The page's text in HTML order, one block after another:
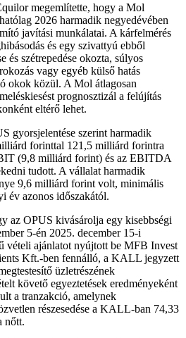
megemlítette, hogy a Mol
2026 harmadik negyedévében
javítási munkálatai. A kárfelmérés
és egy szivattyú ebből
és szétrepedése okozta, súlyos
vagy egyéb külső hatás
okok közül. A Mol átlagosan
prognosztizál a felújítás
eltérő lehet.
gyorsjelentése szerint harmadik
forinttal 121,5 milliárd forintra
(9,8 milliárd forint) és az EBITDA
tudott. A vállalat harmadik
9,6 milliárd forint volt, minimális
év azonos időszakától.
az OPUS kivásárolja egy kisebbségi
5-én 2025. december 15-i
vételi ajánlatot nyújtott be MFB Invest
Kft.-ben fennálló, a KALL jegyzett
üzletrészének
követő egyeztetések eredményeként
a tranzakció, amelynek
részesedése a KALL-ban 74,33
nőtt.